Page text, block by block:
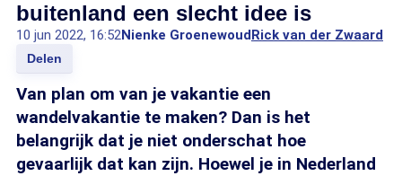
buitenland een slecht idee is
10 jun 2022, 16:52Nienke GroenewoudRick van der Zwaard
Delen
Van plan om van je vakantie een
wandelvakantie te maken? Dan is het
belangrijk dat je niet onderschat hoe
gevaarlijk dat kan zijn. Hoewel je in Nederland